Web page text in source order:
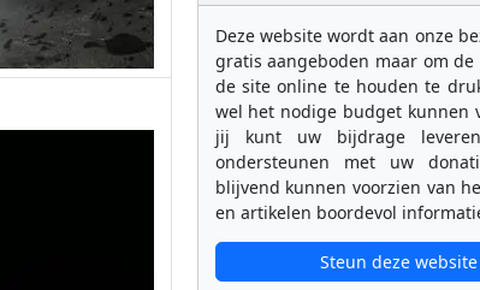
Deze website wordt aan onze
gratis aangeboden maar om de
de site online te houden te
wel het nodige budget kunnen
jij kunt uw bijdrage
ondersteunen met uw
blijvend kunnen voorzien van
en artikelen boordevol
Steun deze website